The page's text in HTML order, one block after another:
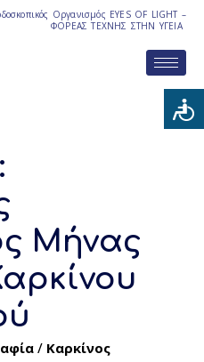
Οργανισμός EYES OF LIGHT –
ΦΟΡΕΑΣ ΤΕΧΝΗΣ ΣΤΗΝ ΥΓΕΙΑ
Μήνας
/ Καρκίνος